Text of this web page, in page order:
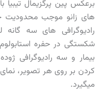
برعکس پین پرگزیمال
های زانو موجب محدودیت
رادیوگرافی های سه
شکستگی در حفره
بیمار و سه رادیوگرافی
کردن بر روی هر تصویر، نمای
میگیرد.